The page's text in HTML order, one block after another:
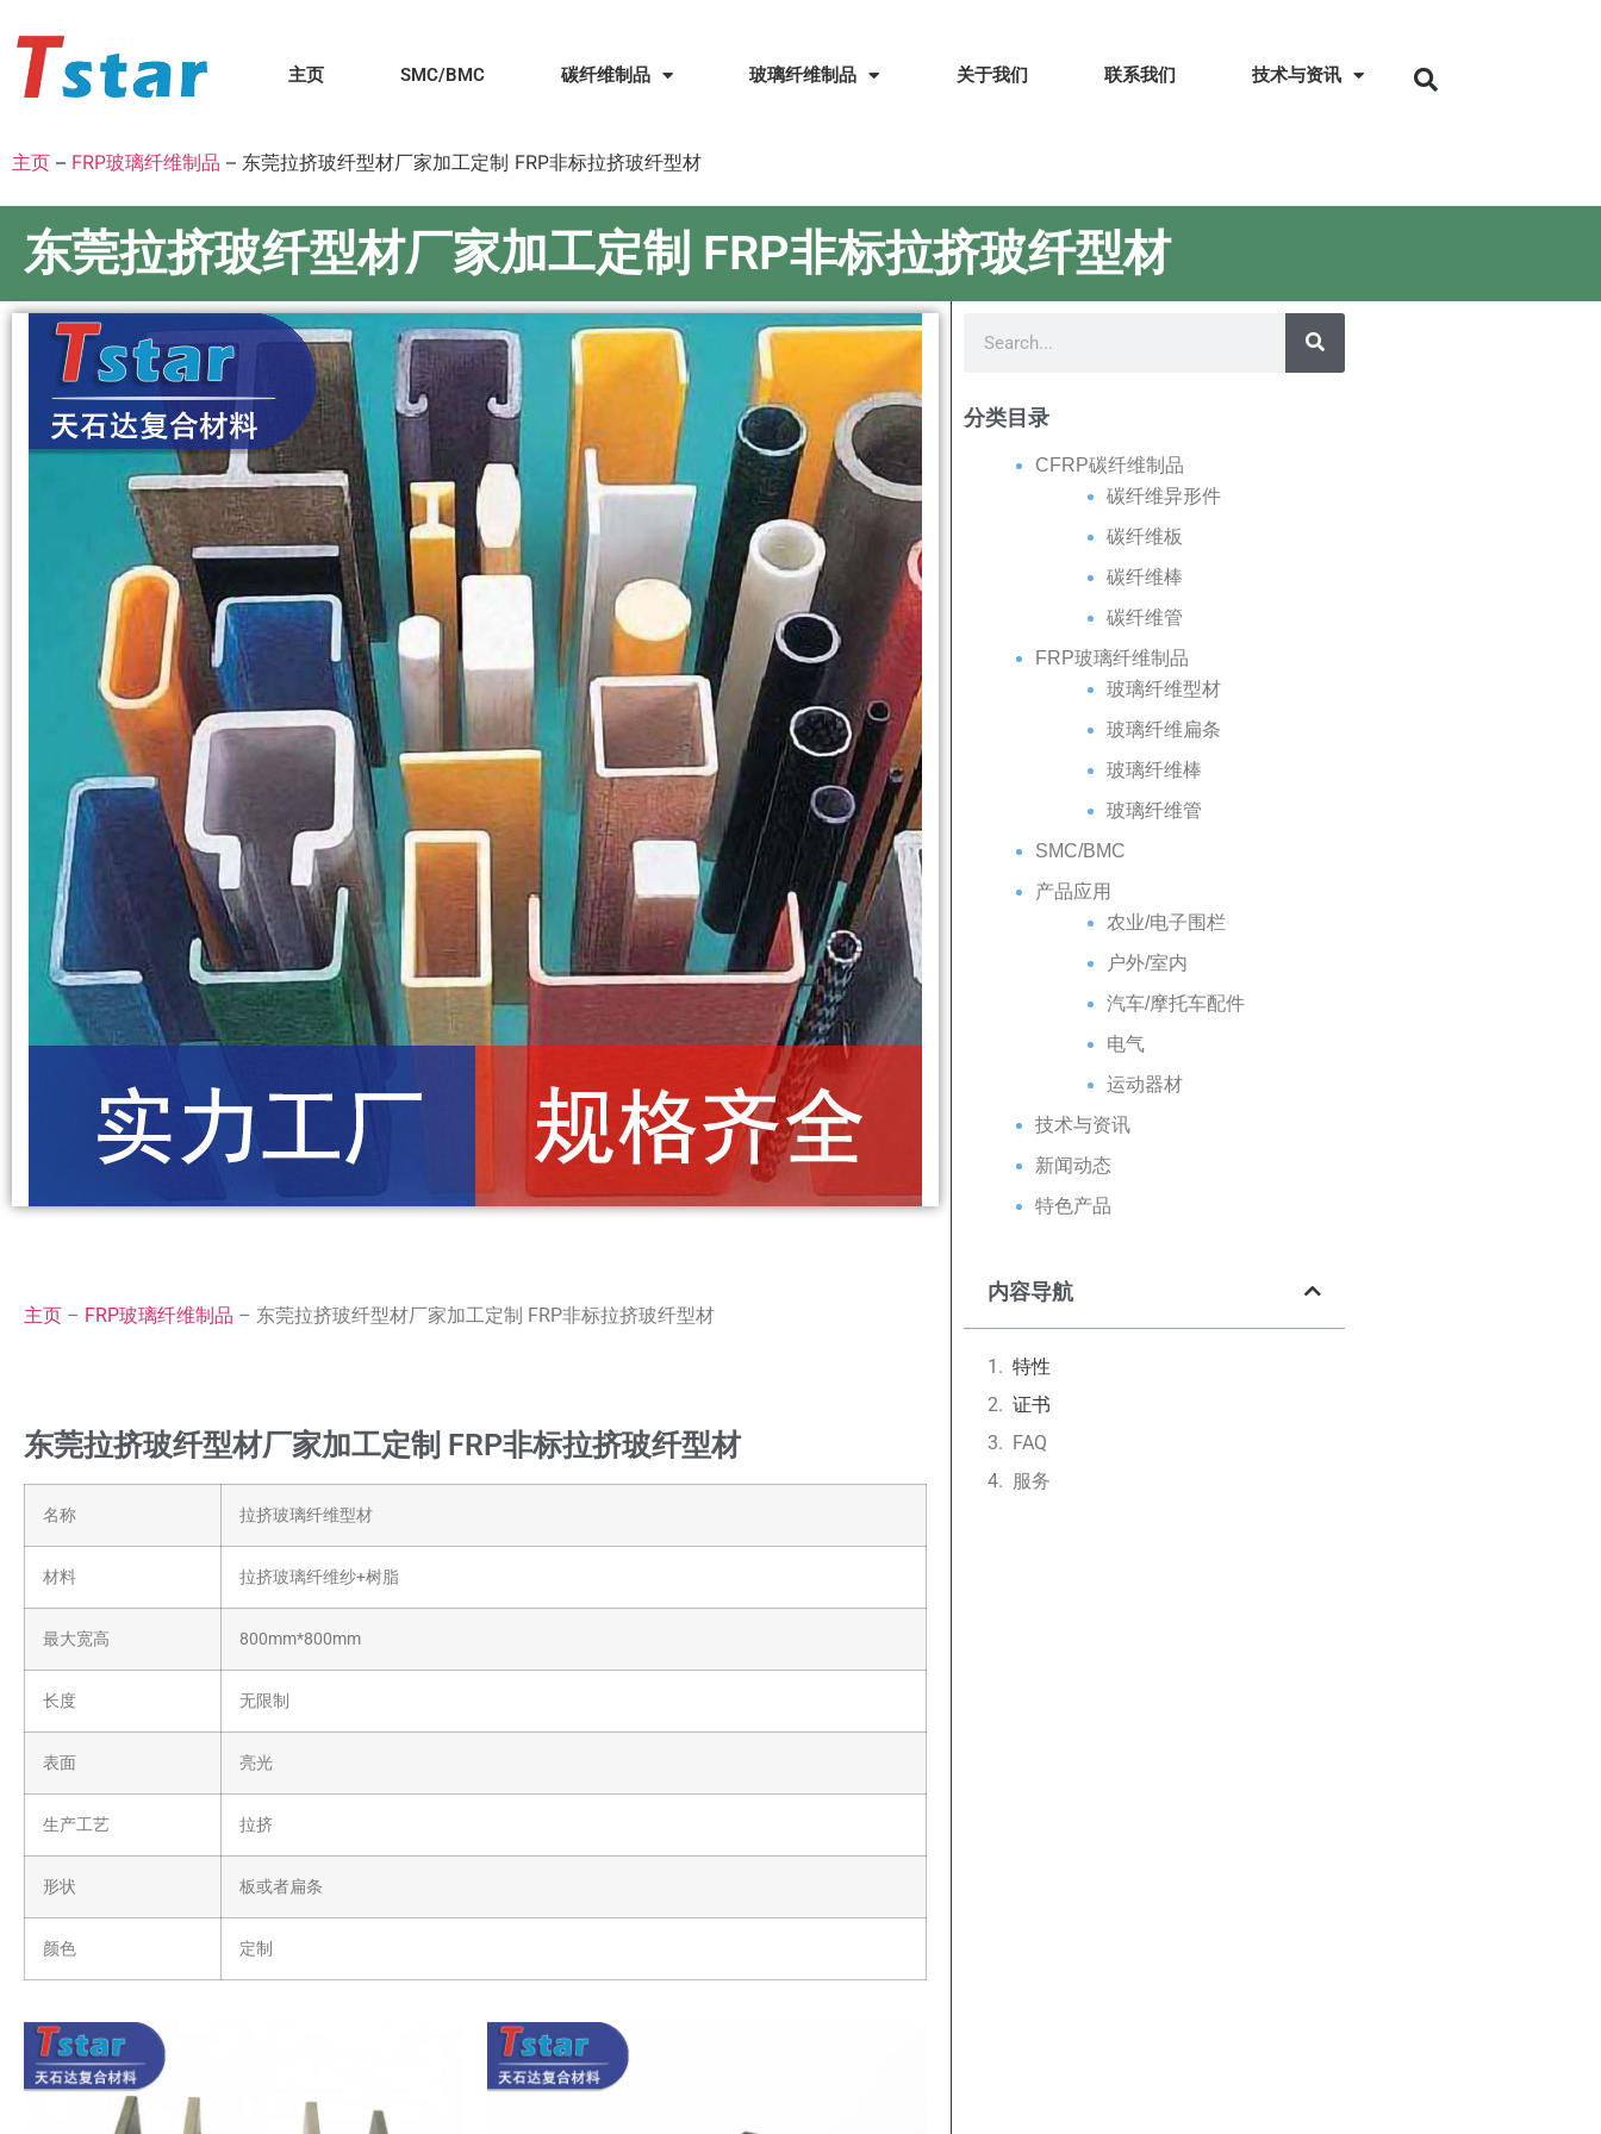
主页 SMC/BMC 碳纤维制品 玻璃纤维制品 关于我们 联系我们 技术与资讯
主页 – FRP玻璃纤维制品 – 东莞拉挤玻纤型材厂家加工定制 FRP非标拉挤玻纤型材
东莞拉挤玻纤型材厂家加工定制 FRP非标拉挤玻纤型材
主页 – FRP玻璃纤维制品 – 东莞拉挤玻纤型材厂家加工定制 FRP非标拉挤玻纤型材
东莞拉挤玻纤型材厂家加工定制 FRP非标拉挤玻纤型材
名称 拉挤玻璃纤维型材
材料 拉挤玻璃纤维纱+树脂
最大宽高 800mm*800mm
长度 无限制
表面 亮光
生产工艺 拉挤
形状 板或者扁条
颜色 定制
分类目录
CFRP碳纤维制品
碳纤维异形件
碳纤维板
碳纤维棒
碳纤维管
FRP玻璃纤维制品
玻璃纤维型材
玻璃纤维扁条
玻璃纤维棒
玻璃纤维管
SMC/BMC
产品应用
农业/电子围栏
户外/室内
汽车/摩托车配件
电气
运动器材
技术与资讯
新闻动态
特色产品
内容导航
特性
证书
FAQ
服务